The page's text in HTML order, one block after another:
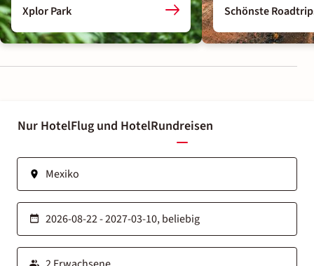
Xplor Park Schönste
Nur HotelFlug und HotelRundreisen